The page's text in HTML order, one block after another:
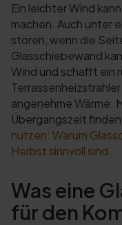
Ein leichter Wind
machen. Auch unter
stören, wenn die
Glasschiebewand
Wind und schafft ein
angenehme Wärme.
Übergangszeit
nutzen: Warum
Herbst sinnvoll sind
Was eine
für den